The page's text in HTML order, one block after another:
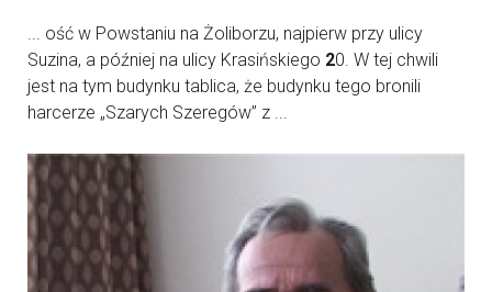
... ość w Powstaniu na Żoliborzu, najpierw przy ulicy
Suzina, a później na ulicy Krasińskiego 20. W tej chwili
jest na tym budynku tablica, że budynku tego bronili
harcerze „Szarych Szeregów” z ...